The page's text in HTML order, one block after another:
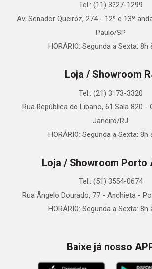
Tel.: (11) 3227-1299
Av. Senador Queiróz, 274 - 12º e 13º
Paulo/SP
HORÁRIO: Segunda a Sexta: 8h
Loja / Showroom
Tel.: (21) 3173-3320
Rua República do Libano, 61 Sala 820 -
Janeiro/RJ
HORÁRIO: Segunda a Sexta: 8h
Loja / Showroom Porto
Tel.: (51) 3554-0674
Rua Ângelo Dourado, 77 - Anchieta -
HORÁRIO: Segunda a Sexta: 8h
Baixe já nosso